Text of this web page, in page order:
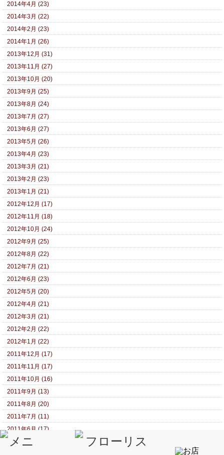
2014年4月 (23)
2014年3月 (22)
2014年2月 (23)
2014年1月 (26)
2013年12月 (31)
2013年11月 (27)
2013年10月 (20)
2013年9月 (25)
2013年8月 (24)
2013年7月 (27)
2013年6月 (27)
2013年5月 (26)
2013年4月 (23)
2013年3月 (21)
2013年2月 (23)
2013年1月 (21)
2012年12月 (17)
2012年11月 (18)
2012年10月 (24)
2012年9月 (25)
2012年8月 (22)
2012年7月 (21)
2012年6月 (23)
2012年5月 (20)
2012年4月 (21)
2012年3月 (21)
2012年2月 (22)
2012年1月 (22)
2011年12月 (17)
2011年11月 (17)
2011年10月 (16)
2011年9月 (13)
2011年8月 (20)
2011年7月 (11)
2011年6月 (17)
2011年5月 (14)